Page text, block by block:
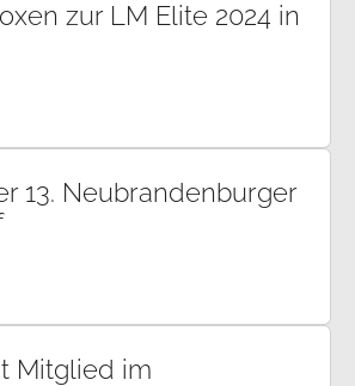
zur LM Elite 2024 in
13. Neubrandenburger
Mitglied im